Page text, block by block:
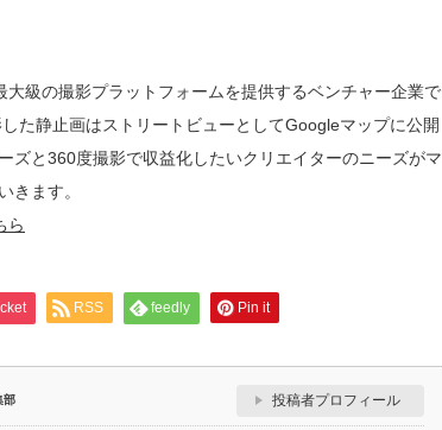
級の撮影プラットフォームを提供するベンチャー企業で
た静止画はストリートビューとしてGoogleマップに公開
ズと360度撮影で収益化したいクリエイターのニーズがマ
きます。
ら
RSS feedly Pin it
部 投稿者プロフィール